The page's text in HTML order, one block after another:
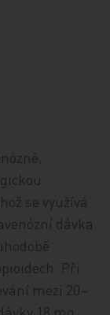
se využívá
dávka
Při
mezi 20–